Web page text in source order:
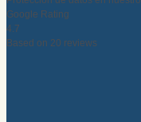
Google Rating
4.7
Based on 20 reviews